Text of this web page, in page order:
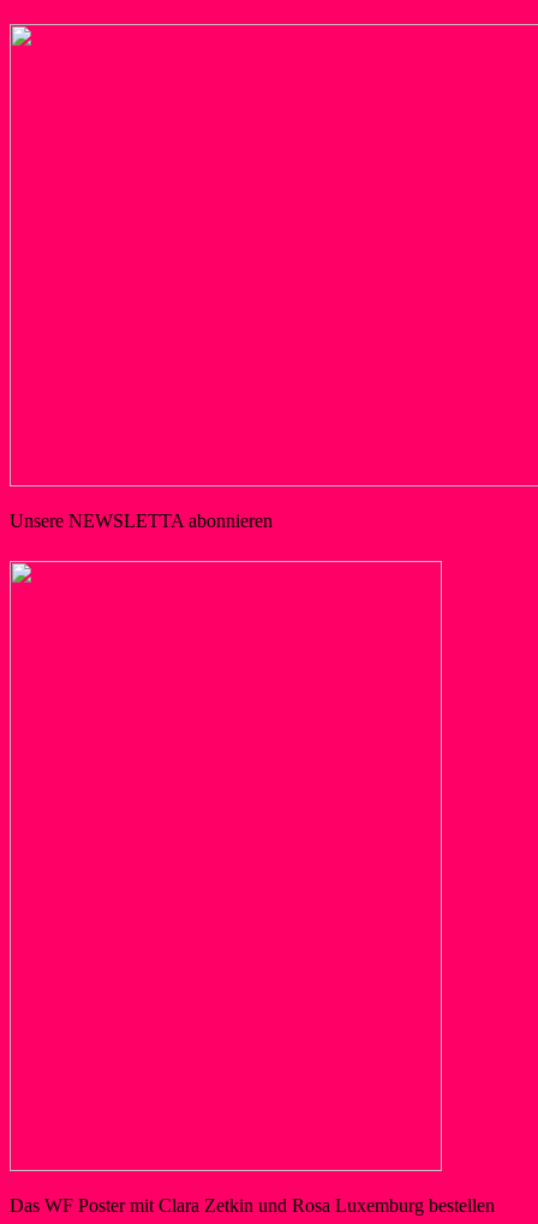
Unsere NEWSLETTA abonnieren
Das WF Poster mit Clara Zetkin und Rosa Luxemburg bestellen